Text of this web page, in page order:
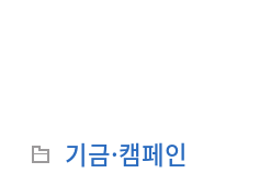
기금·캠페인